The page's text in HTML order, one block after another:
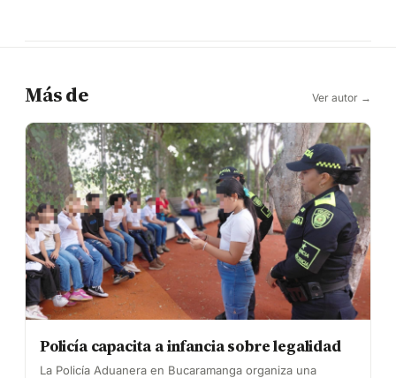
Más de Ver autor →
Policía capacita a infancia sobre legalidad
La Policía Aduanera en Bucaramanga organiza una